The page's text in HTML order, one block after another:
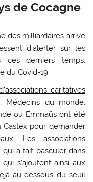
de Cocagne
des milliardaires arrive
d’alerter sur les
ces derniers temps,
du Covid-19.
caritatives
Médecins du monde,
ou Emmaüs ont été
Castex pour demander
Les associations
a fait basculer dans
s’ajoutent ainsi aux
au-dessous du seuil